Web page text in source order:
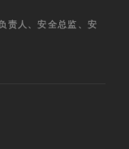
责人、安全总监、安